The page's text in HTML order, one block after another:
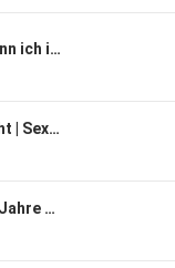
Mein Mann hatte eine Affäre. Kann ich ihm verzeihen? | Paartherapeutin Hannah Gensch
Ich liebe ihn, aber ich will ihn nicht | Sexologin Sonja Ruess
„Das Kind ist nicht von ihm“ | 14 Jahre Lüge in einer Beziehung – Dr. Sharon Brehm